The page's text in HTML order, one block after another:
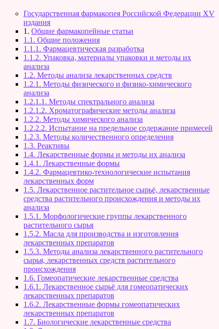
Государственная фармакопея Российской Федерации XV
издания
1. Общие фармакопейные статьи
1.1. Общие положения
1.1.1. Фармацевтическая разработка
1.1.2. Упаковка, материалы упаковки и методы их
анализа
1.2. Методы анализа лекарственных средств
1.2.1. Методы физического и физико-химического
анализа
1.2.1.1. Методы спектрального анализа
1.2.1.2. Хроматографические методы анализа
1.2.2. Методы химического анализа
1.2.2.2. Испытание на предельное содержание примесей
1.2.3. Методы количественного определения
1.3. Реактивы
1.4. Лекарственные формы и методы их анализа
1.4.1. Лекарственные формы
1.4.2. Фармацевтико-технологические испытания
лекарственных форм
1.5. Лекарственное растительное сырьё, лекарственные
средства растительного происхождения и методы их
анализа
1.5.1. Морфологические группы лекарственного
растительного сырья
1.5.2. Масла для производства и изготовления
лекарственных препаратов
1.5.3. Методы анализа лекарственного растительного
сырья, лекарственных средств растительного
происхождения
1.6. Гомеопатические лекарственные средства
1.6.1. Лекарственное сырьё для гомеопатических
лекарственных препаратов
1.6.2. Лекарственные формы гомеопатических
лекарственных препаратов
1.7. Биологические лекарственные средства